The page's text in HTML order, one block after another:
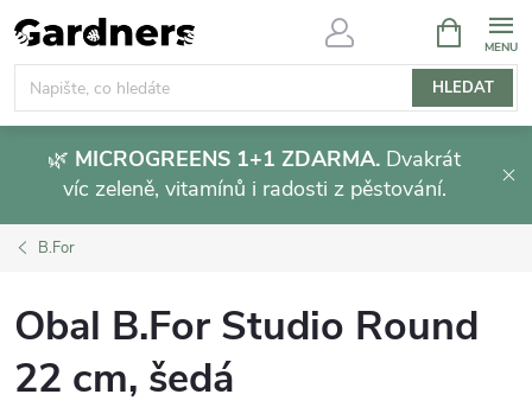
Přejít
na
obsah
HLEDAT
NÁKUPNÍ
KOŠÍK
🌿 MICROGREENS 1+1 ZDARMA. Dvakrát
víc zeleně, vitamínů i radosti z pěstování.
B.For
Obal B.For Studio Round
22 cm, šedá